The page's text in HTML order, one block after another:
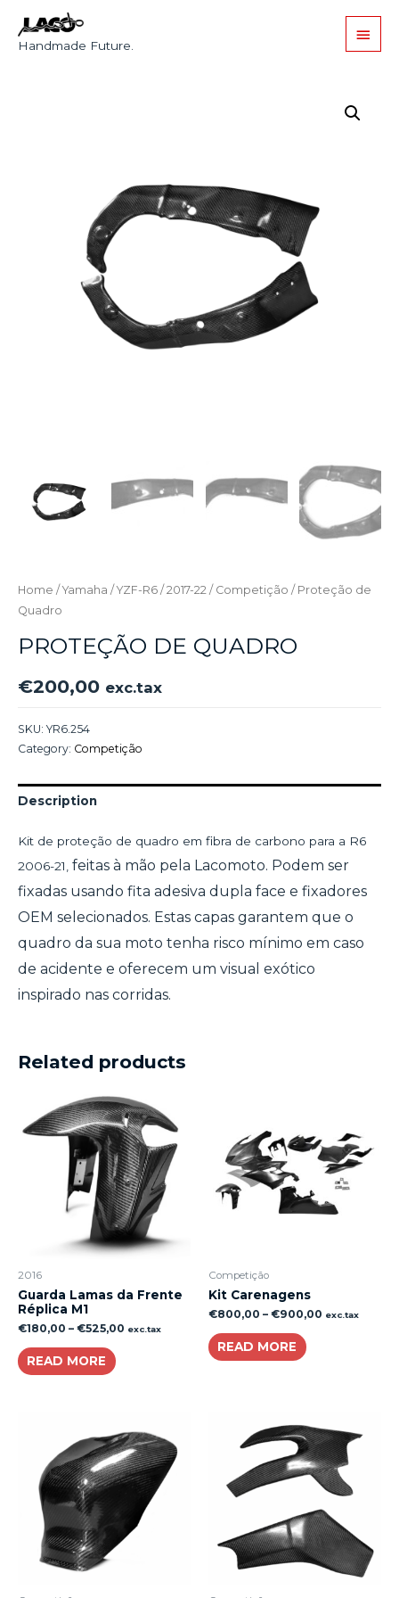
Handmade Future.
Home /Yamaha /YZF-R6 / 2017-22 / Competição / Proteção de
Quadro
PROTEÇÃO DE QUADRO
€200,00 exc.tax
SKU:YR6.254
Category: Competição
Description
Kit de proteção de quadro em fibra de carbono para a R6
2006-21, feitas à mão pela Lacomoto. Podem ser
fixadas usando fita adesiva dupla face e fixadores
OEM selecionados. Estas capas garantem que o
quadro da sua moto tenha risco mínimo em caso
de acidente e oferecem um visual exótico
inspirado nas corridas.
Related products
2016
Guarda Lamas da Frente
Réplica M1
€180,00 – €525,00 exc.tax
READ MORE
Competição
Kit Carenagens
€800,00 – €900,00 exc.tax
READ MORE